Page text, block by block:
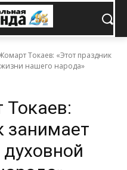
Токаев: «Этот праздник
нашего народа»
занимает